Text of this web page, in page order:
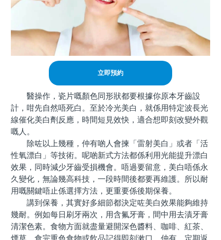
立即預約
醫操作，瓷片嘅顏色同形狀都要根據你原本牙齒設
計，咁先自然唔死白。至於冷光美白，就係用特定波長光
線催化美白劑反應，時間短見效快，適合想即刻改變外觀
嘅人。
除咗以上幾種，仲有啲人會揀「雷射美白」或者「活
性氧漂白」等技術。呢啲新式方法都係利用光能提升漂白
效果，同時減少牙齒受損機會。唔過要留意，美白唔係永
久變化，無論幾高科技，一段時間後都要再維護。所以耐
用嘅關鍵唔止係選擇方法，更重要係後期保養。
講到保養，其實好多細節都決定咗美白效果能夠維持
幾耐。例如每日刷牙兩次，用含氟牙膏，間中用去漬牙膏
清潔色素。食物方面就盡量避開深色醬料、咖啡、紅茶、
煙草，食完重色食物或飲品記得即刻漱口。仲有，定期返